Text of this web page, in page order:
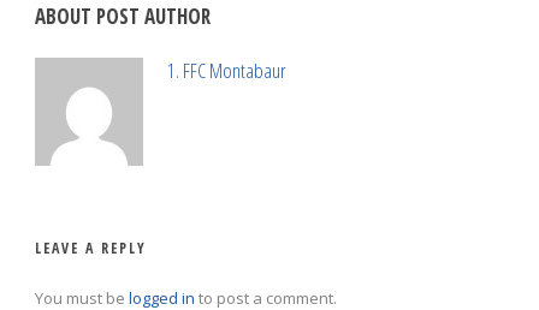
ABOUT POST AUTHOR
1. FFC Montabaur
LEAVE A REPLY
You must be logged in to post a comment.